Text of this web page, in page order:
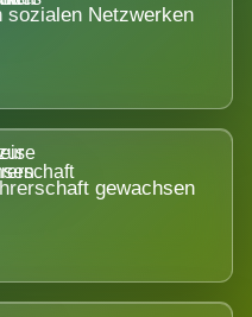
sozialen Netzwerken
gewachsen